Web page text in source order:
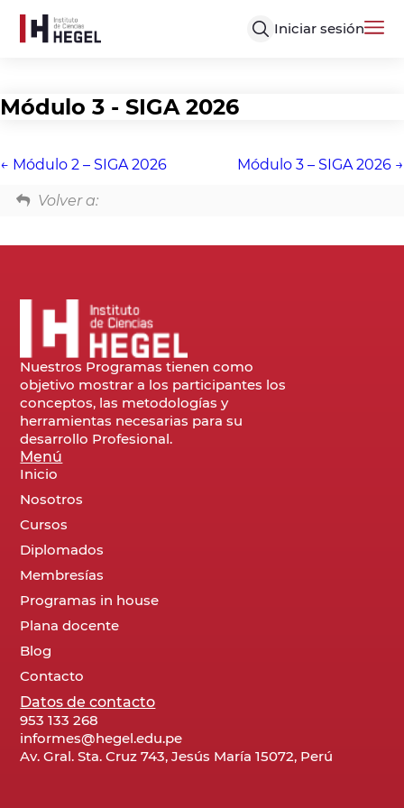
Iniciar sesión
Módulo 3 - SIGA 2026
Módulo 2 – SIGA 2026 Módulo 3 – SIGA 2026
Volver a:
Nuestros Programas tienen como
objetivo mostrar a los participantes los
conceptos, las metodologías y
herramientas necesarias para su
desarrollo Profesional.
Menú
Inicio
Nosotros
Cursos
Diplomados
Membresías
Programas in house
Plana docente
Blog
Contacto
Datos de contacto
953 133 268
informes@hegel.edu.pe
Av. Gral. Sta. Cruz 743, Jesús María 15072, Perú